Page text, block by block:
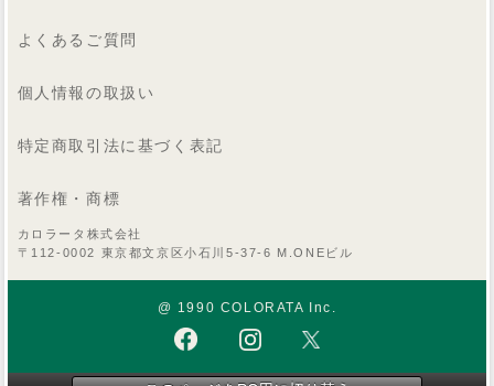
よくあるご質問
個人情報の取扱い
特定商取引法に基づく表記
著作権・商標
カロラータ株式会社
〒112-0002 東京都文京区小石川5-37-6 M.ONEビル
@ 1990 COLORATA Inc.